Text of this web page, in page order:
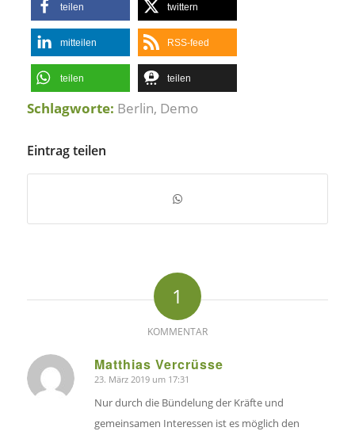
teilen twittern
mitteilen RSS-feed
teilen teilen
Schlagworte: Berlin, Demo
Eintrag teilen
1
KOMMENTAR
Matthias Vercrüsse
sagte:
23. März 2019 um 17:31
Nur durch die Bündelung der Kräfte und
gemeinsamen Interessen ist es möglich den